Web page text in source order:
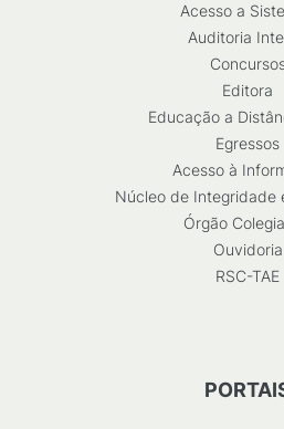
Acesso a
Auditoria
Editora
Educação a
Egressos
Acesso à
Núcleo de Integridade
Órgão
Ouvidoria
RSC-TAE